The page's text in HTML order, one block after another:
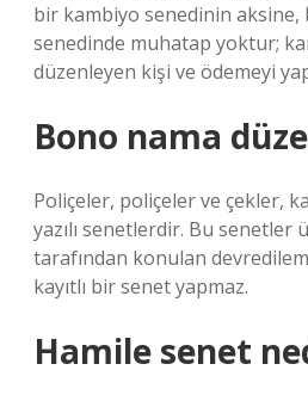
bir kambiyo senedinin aksine,
senedinde muhatap yoktur;
düzenleyen kişi ve ödemeyi
Bono nama
Poliçeler, poliçeler ve çekler,
yazılı senetlerdir. Bu senetler
tarafından konulan
kayıtlı bir senet yapmaz.
Hamile senet